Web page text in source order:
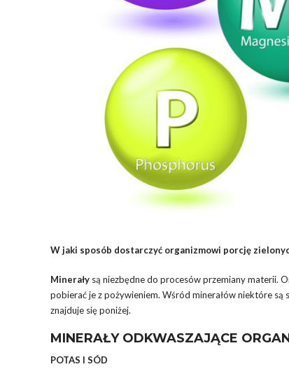
W jaki sposób dostarczyć organizmowi porcję
Minerały są niezbędne do procesów przemiany materii.
pobierać je z pożywieniem. Wśród minerałów niektóre są
znajduje się poniżej.
MINERAŁY ODKWASZAJĄCE
POTAS I SÓD